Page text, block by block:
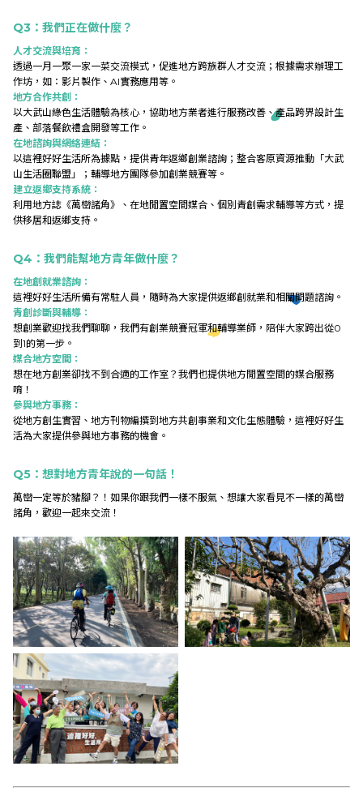
Q3：我們正在做什麼？
人才交流與培育：
透過一月一聚一家一菜交流模式，促進地方跨族群人才交流；根據需求辦理工
作坊，如：影片製作、AI實務應用等。
地方合作共創：
以大武山綠色生活體驗為核心，協助地方業者進行服務改善、產品跨界設計生
產、部落餐飲禮盒開發等工作。
在地諮詢與網絡連結：
以這裡好好生活所為據點，提供青年返鄉創業諮詢；整合客原資源推動「大武
山生活圈聯盟」；輔導地方團隊參加創業競賽等。
建立返鄉支持系統：
利用地方誌《萬巒諸角》、在地閒置空間媒合、個別青創需求輔導等方式，提
供移居和返鄉支持。
Q4：我們能幫地方青年做什麼？
在地創就業諮詢：
這裡好好生活所備有常駐人員，隨時為大家提供返鄉創就業和相關問題諮詢。
青創診斷與輔導：
想創業歡迎找我們聊聊，我們有創業競賽冠軍和輔導業師，陪伴大家跨出從0
到1的第一步。
媒合地方空間：
想在地方創業卻找不到合適的工作室？我們也提供地方閒置空間的媒合服務
唷！
參與地方事務：
從地方創生實習、地方刊物編撰到地方共創事業和文化生態體驗，這裡好好生
活為大家提供參與地方事務的機會。
Q5：想對地方青年說的一句話！
萬巒一定等於豬腳？！如果你跟我們一樣不服氣、想讓大家看見不一樣的萬巒
諸角，歡迎一起來交流！